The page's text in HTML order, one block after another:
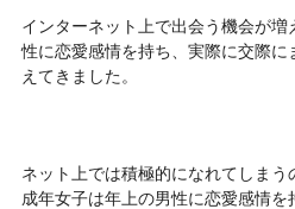
インターネット上で出会う機会が
性に恋愛感情を持ち、実際に交際
えてきました。
ネット上では積極的になれてしま
成年女子は年上の男性に恋愛感情